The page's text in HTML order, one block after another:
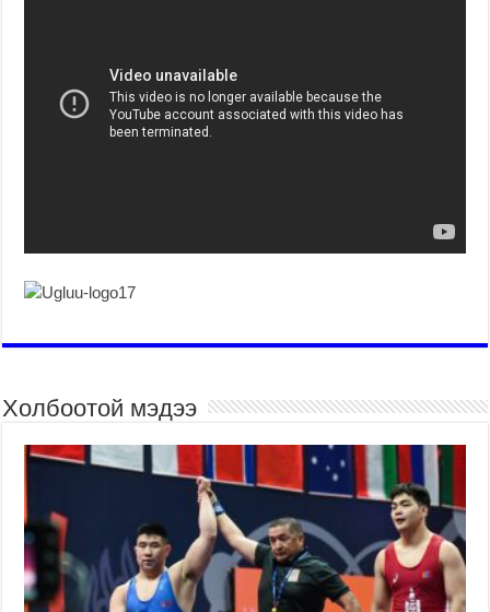
Холбоотой мэдээ